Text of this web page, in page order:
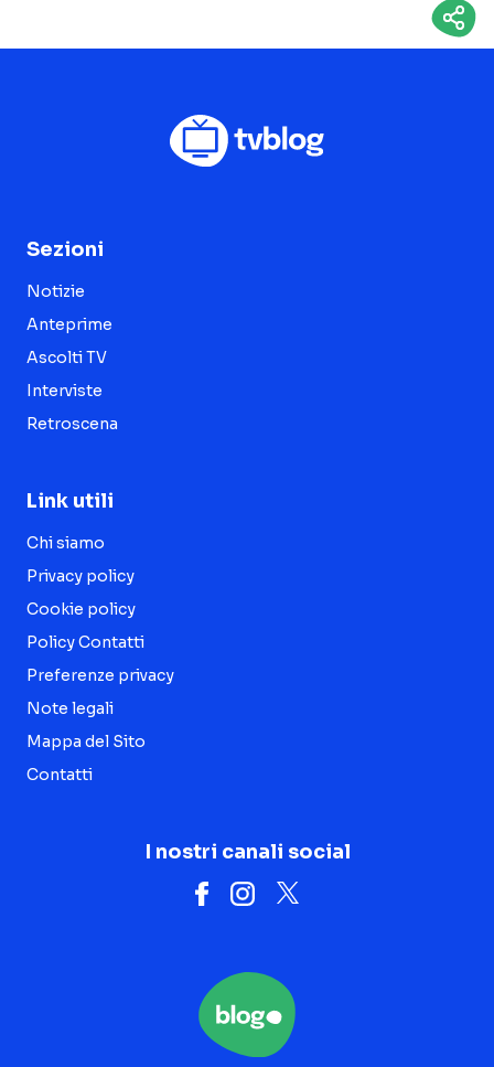
Sezioni
Notizie
Anteprime
Ascolti TV
Interviste
Retroscena
Link utili
Chi siamo
Privacy policy
Cookie policy
Policy Contatti
Preferenze privacy
Note legali
Mappa del Sito
Contatti
I nostri canali social